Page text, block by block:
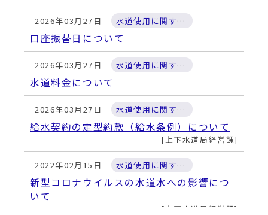
2026年03月27日 水道使用に関すること
口座振替日について
2026年03月27日 水道使用に関すること
水道料金について
2026年03月27日 水道使用に関すること
給水契約の定型約款（給水条例）について
上下水道局経営課
2022年02月15日 水道使用に関すること
新型コロナウイルスの水道水への影響につ
いて
上下水道局経営課